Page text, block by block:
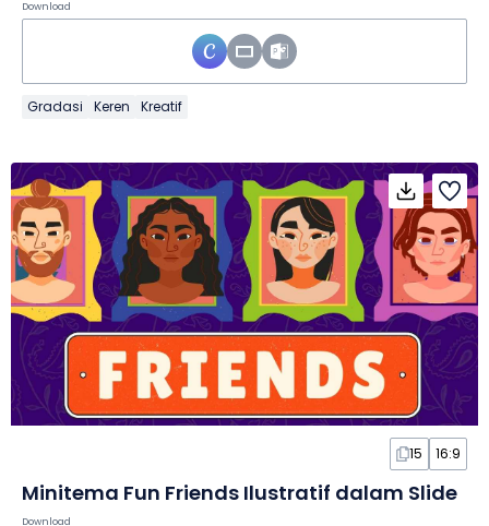
Download
Gradasi Keren Kreatif
15 16:9
Minitema Fun Friends Ilustratif dalam Slide
Download